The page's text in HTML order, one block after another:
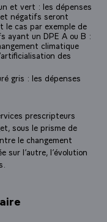
et vert : les dépenses
négatifs seront
le cas par exemple de
ayant un DPE A ou B :
climatique
des
gris : les dépenses
prescripteurs
sous le prisme de
le changement
sur l’autre, l’évolution